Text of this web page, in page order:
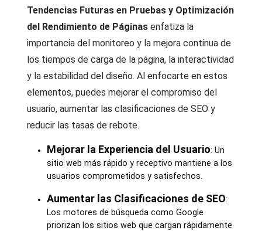
Tendencias Futuras en Pruebas y Optimización
del Rendimiento de Páginas enfatiza la
importancia del monitoreo y la mejora continua de
los tiempos de carga de la página, la interactividad
y la estabilidad del diseño. Al enfocarte en estos
elementos, puedes mejorar el compromiso del
usuario, aumentar las clasificaciones de SEO y
reducir las tasas de rebote.
Mejorar la Experiencia del Usuario: Un
sitio web más rápido y receptivo mantiene a los
usuarios comprometidos y satisfechos.
Aumentar las Clasificaciones de SEO:
Los motores de búsqueda como Google
priorizan los sitios web que cargan rápidamente